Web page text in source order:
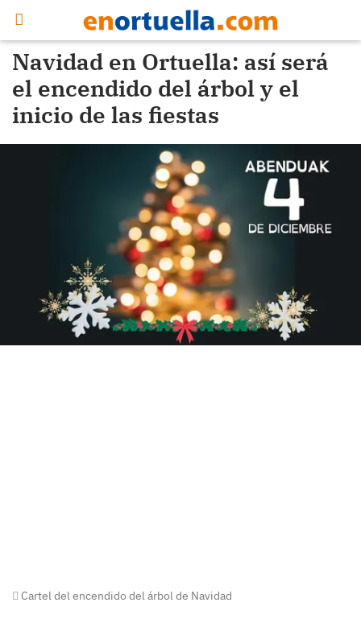
Navidad en Ortuella: así será
el encendido del árbol y el
inicio de las fiestas
Cartel del encendido del árbol de Navidad